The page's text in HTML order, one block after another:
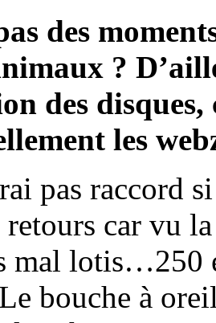
des
?
des disques,
les
pas raccord
retours car vu
mal lotis…250
bouche à